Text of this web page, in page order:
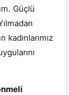
Güçlü